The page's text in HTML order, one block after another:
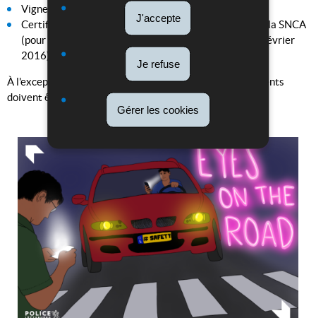
J'accepte
Je refuse
Gérer les cookies
Vignette fiscale
Certificat de conformité/copie certifiée conforme par la SNCA
(pour tous les véhicules immatriculés à partir du 1er février
2016)
À l'exception du certificat de conformité, tous les documents
doivent être présentés dans leur version originale.